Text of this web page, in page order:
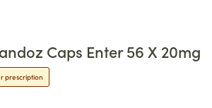
Caps Enter 56 X 20mg
prescription